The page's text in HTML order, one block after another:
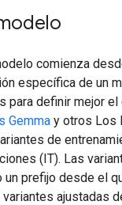
comienza
específica de un
para definir mejor
Gemma y otros Los
de
(IT). Las
un prefijo desde el
ajustadas